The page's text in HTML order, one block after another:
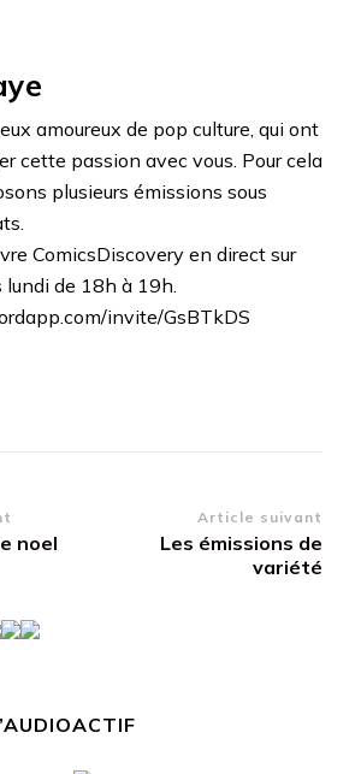
amoureux de pop culture, qui ont
cette passion avec vous. Pour cela
plusieurs émissions sous
ComicsDiscovery en direct sur
lundi de 18h à 19h.
invite/GsBTkDS
noel
Article suivant
Les émissions de
variété